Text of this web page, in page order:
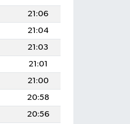
21:06
21:04
21:03
21:01
21:00
20:58
20:56